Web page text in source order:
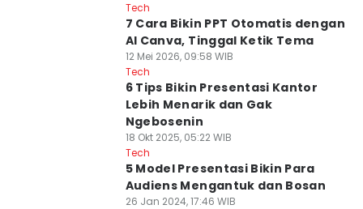
Tech
7 Cara Bikin PPT Otomatis dengan
AI Canva, Tinggal Ketik Tema
12 Mei 2026, 09:58 WIB
Tech
6 Tips Bikin Presentasi Kantor
Lebih Menarik dan Gak
Ngebosenin
18 Okt 2025, 05:22 WIB
Tech
5 Model Presentasi Bikin Para
Audiens Mengantuk dan Bosan
26 Jan 2024, 17:46 WIB